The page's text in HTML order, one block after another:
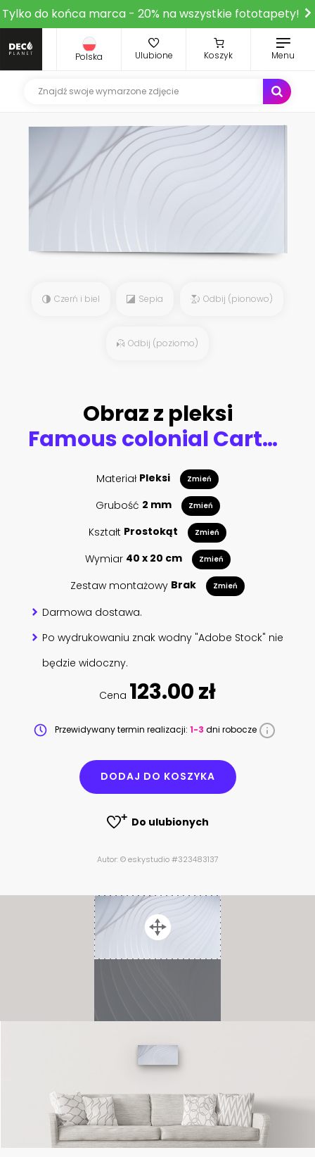
Tylko do końca marca - 20% na wszystkie fototapety!
Polska Ulubione Koszyk Menu
Czerń i biel Sepia Odbij (pionowo)
Odbij (poziomo)
Obraz z pleksi
Famous colonial Cartagena Walled City (Cuidad Amurrallada) and its colorful buildings in historic city center, designated a UNESCO World Heritage Site
Materiał Pleksi Zmień
Grubość 2 mm Zmień
Kształt Prostokąt Zmień
Wymiar 40 x 20 cm Zmień
Zestaw montażowy Brak Zmień
Darmowa dostawa.
Po wydrukowaniu znak wodny "Adobe Stock" nie
będzie widoczny.
Cena 123.00 zł
Przewidywany termin realizacji: 1-3 dni robocze
DODAJ DO KOSZYKA
Do ulubionych
Autor: © eskystudio #323483137